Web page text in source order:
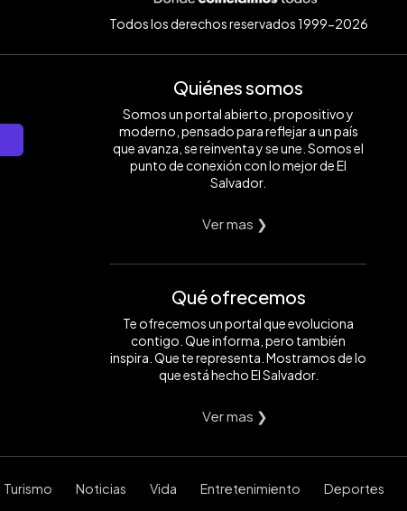
Todos los derechos reservados 1999-2026
Quiénes somos
Somos un portal abierto, propositivo y
moderno, pensado para reflejar a un país
que avanza, se reinventa y se une. Somos el
punto de conexión con lo mejor de El
Salvador.
Ver mas ❯
Qué ofrecemos
Te ofrecemos un portal que evoluciona
contigo. Que informa, pero también
inspira. Que te representa. Mostramos de lo
que está hecho El Salvador.
Ver mas ❯
Turismo Noticias Vida Entretenimiento Deportes